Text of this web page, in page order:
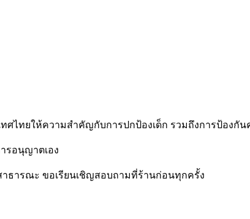
ศไทยให้ความสำคัญกับการปกป้องเด็ก รวมถึงการป้องกั
รอนุญาตเอง
ธารณะ ขอเรียนเชิญสอบถามที่ร้านก่อนทุกครั้ง